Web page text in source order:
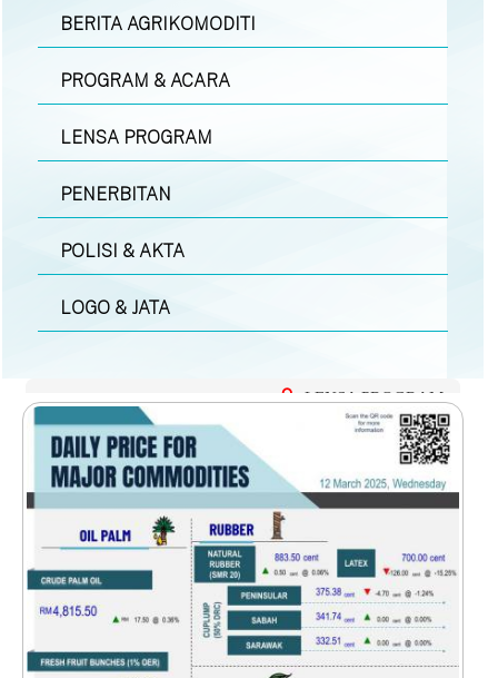
BERITA AGRIKOMODITI
PROGRAM & ACARA
LENSA PROGRAM
PENERBITAN
POLISI & AKTA
LOGO & JATA
LENSA PROGRAM